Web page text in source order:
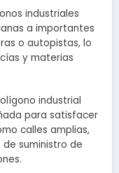
industriales
a importantes
o autopistas, lo
y materias
industrial
para satisfacer
calles amplias,
suministro de